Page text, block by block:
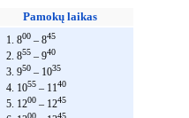
Pamokų laikas
800 – 845
855 – 940
950 – 1035
1055 – 1140
1200 – 1245
00 45